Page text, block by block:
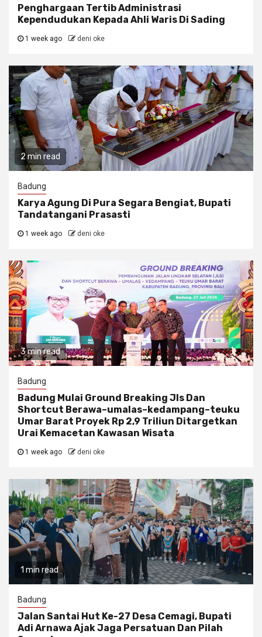
Penghargaan Tertib Administrasi
Kependudukan Kepada Ahli Waris Di Sading
1 week ago deni oke
2 min read
Badung
Karya Agung Di Pura Segara Bengiat, Bupati
Tandatangani Prasasti
1 week ago deni oke
3 min read
Badung
Badung Mulai Ground Breaking Jls Dan
Shortcut Berawa–umalas–kedampang–teuku
Umar Barat Proyek Rp 2,9 Triliun Ditargetkan
Urai Kemacetan Kawasan Wisata
1 week ago deni oke
1 min read
Badung
Jalan Santai Hut Ke-27 Desa Cemagi, Bupati
Adi Arnawa Ajak Jaga Persatuan Dan Pilah